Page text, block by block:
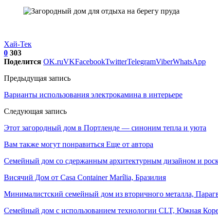
Хай-Тек
0 303
Поделится OK.ruVKFacebookTwitterTelegramViberWhatsApp
Предыдущая запись
Варианты использования электрокамина в интерьере
Следующая запись
Этот загородный дом в Портленде — синоним тепла и уюта
Вам также могут понравиться Еще от автора
Семейный дом со сдержанным архитектурным дизайном и
Висячий Дом от Casa Container Marília, Бразилия
Минималистский семейный дом из вторичного металла,
Семейный дом с использованием технологии CLT, Южная